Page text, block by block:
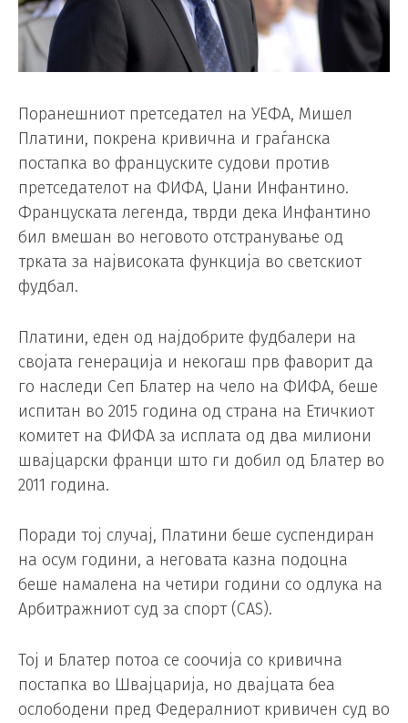
Поранешниот претседател на УЕФА, Мишел
Платини, покрена кривична и граѓанска
постапка во француските судови против
претседателот на ФИФА, Џани Инфантино.
Француската легенда, тврди дека Инфантино
бил вмешан во неговото отстранување од
трката за највисоката функција во светскиот
фудбал.
Платини, еден од најдобрите фудбалери на
својата генерација и некогаш прв фаворит да
го наследи Сеп Блатер на чело на ФИФА, беше
испитан во 2015 година од страна на Етичкиот
комитет на ФИФА за исплата од два милиони
швајцарски франци што ги добил од Блатер во
2011 година.
Поради тој случај, Платини беше суспендиран
на осум години, а неговата казна подоцна
беше намалена на четири години со одлука на
Арбитражниот суд за спорт (CAS).
Тој и Блатер потоа се соочија со кривична
постапка во Швајцарија, но двајцата беа
ослободени пред Федералниот кривичен суд во